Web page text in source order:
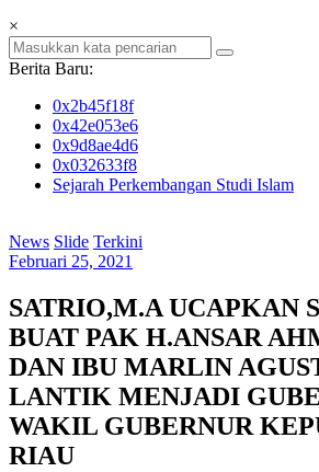
×
Berita Baru:
0x2b45f18f
0x42e053e6
0x9d8ae4d6
0x032633f8
Sejarah Perkembangan Studi Islam
News Slide Terkini
Februari 25, 2021
SATRIO,M.A UCAPKAN
BUAT PAK H.ANSAR
DAN IBU MARLIN
LANTIK MENJADI
WAKIL GUBERNUR
RIAU